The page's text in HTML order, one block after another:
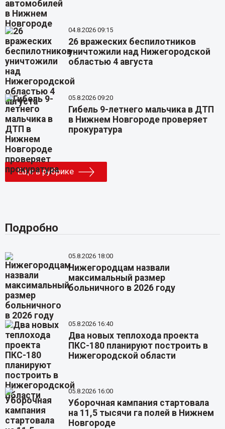
04.8.2026 09:15
26 вражеских беспилотников
уничтожили над Нижегородской
областью 4 августа
05.8.2026 09:20
Гибель 9-летнего мальчика в ДТП
в Нижнем Новгороде проверяет
прокуратура
Еще в рубрике
Подробно
05.8.2026 18:00
Нижегородцам назвали
максимальный размер
больничного в 2026 году
05.8.2026 16:40
Два новых теплохода проекта
ПКС-180 планируют построить в
Нижегородской области
05.8.2026 16:00
Уборочная кампания стартовала
на 11,5 тысячи га полей в Нижнем
Новгороде